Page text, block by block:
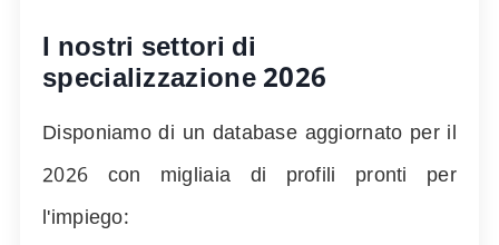
I nostri settori di
specializzazione2026
Disponiamo di un database aggiornato per il
2026 con migliaia di profili pronti per
l'impiego: